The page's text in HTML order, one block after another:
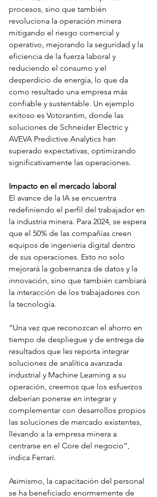
procesos, sino que también
revoluciona la operación minera
mitigando el riesgo comercial y
operativo, mejorando la seguridad y la
eficiencia de la fuerza laboral y
reduciendo el consumo y el
desperdicio de energía, lo que da
como resultado una empresa más
confiable y sustentable. Un ejemplo
exitoso es Votorantim, donde las
soluciones de Schneider Electric y
AVEVA Predictive Analytics han
superado expectativas, optimizando
significativamente las operaciones.
Impacto en el mercado laboral
El avance de la IA se encuentra
redefiniendo el perfil del trabajador en
la industria minera. Para 2024, se espera
que el 50% de las compañías creen
equipos de ingeniería digital dentro
de sus operaciones. Esto no solo
mejorará la gobernanza de datos y la
innovación, sino que también cambiará
la interacción de los trabajadores con
la tecnología.
“Una vez que reconozcan el ahorro en
tiempo de despliegue y de entrega de
resultados que les reporta integrar
soluciones de analítica avanzada
industrial y Machine Learning a su
operación, creemos que los esfuerzos
deberían ponerse en integrar y
complementar con desarrollos propios
las soluciones de mercado existentes,
llevando a la empresa minera a
centrarse en el Core del negocio”,
indica Ferrari.
Asimismo, la capacitación del personal
se ha beneficiado enormemente de